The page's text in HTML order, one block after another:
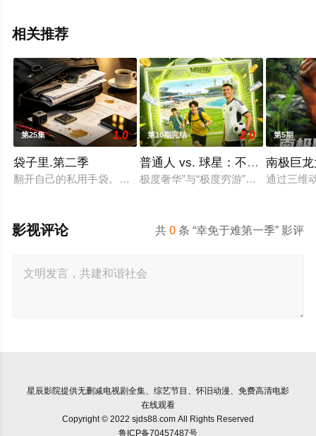
相关推荐
第25集 1.0
袋子里.第二季
翻开自己的私用手袋。向观众展示并分享她们包包里必不可少
第10期完结 2.0
普通人 vs. 球星：不惜一切代价
极度奢华”与“极度穷游”进行终极对比
第5期
南极巨
通过三维
共0 条 “幸免于难第一季” 影评
影视评论
星辰影院提供无删减电视剧全集、综艺节目、怀旧动漫、免费高清电影
在线观看
Copyright © 2022 sjds88.com All Rights Reserved
鲁ICP备70457487号